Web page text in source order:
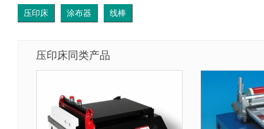
压印床 涂布器 线棒
压印床同类产品